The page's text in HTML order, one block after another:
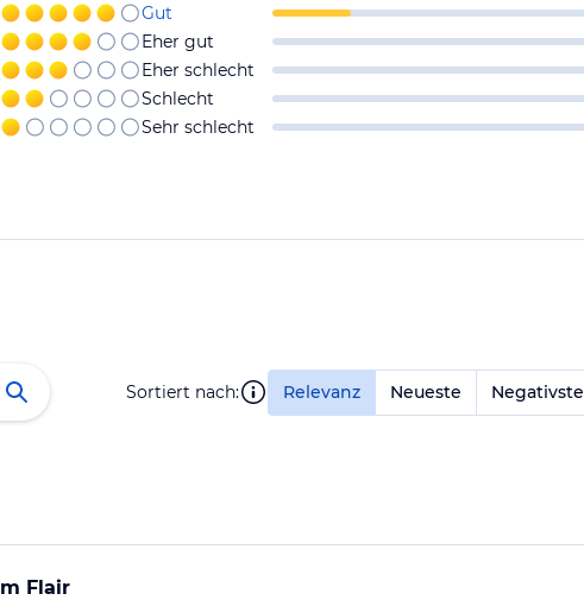
Gut
Eher gut
Eher schlecht
Schlecht
Sehr schlecht
Sortiert nach: Relevanz Neueste Negativste
Flair